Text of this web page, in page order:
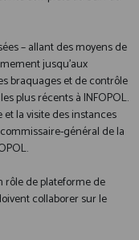
– allant des moyens de
jusqu’aux
braquages et de contrôle
plus récents à INFOPOL.
et la visite des instances
général de la
rôle de plateforme de
collaborer sur le